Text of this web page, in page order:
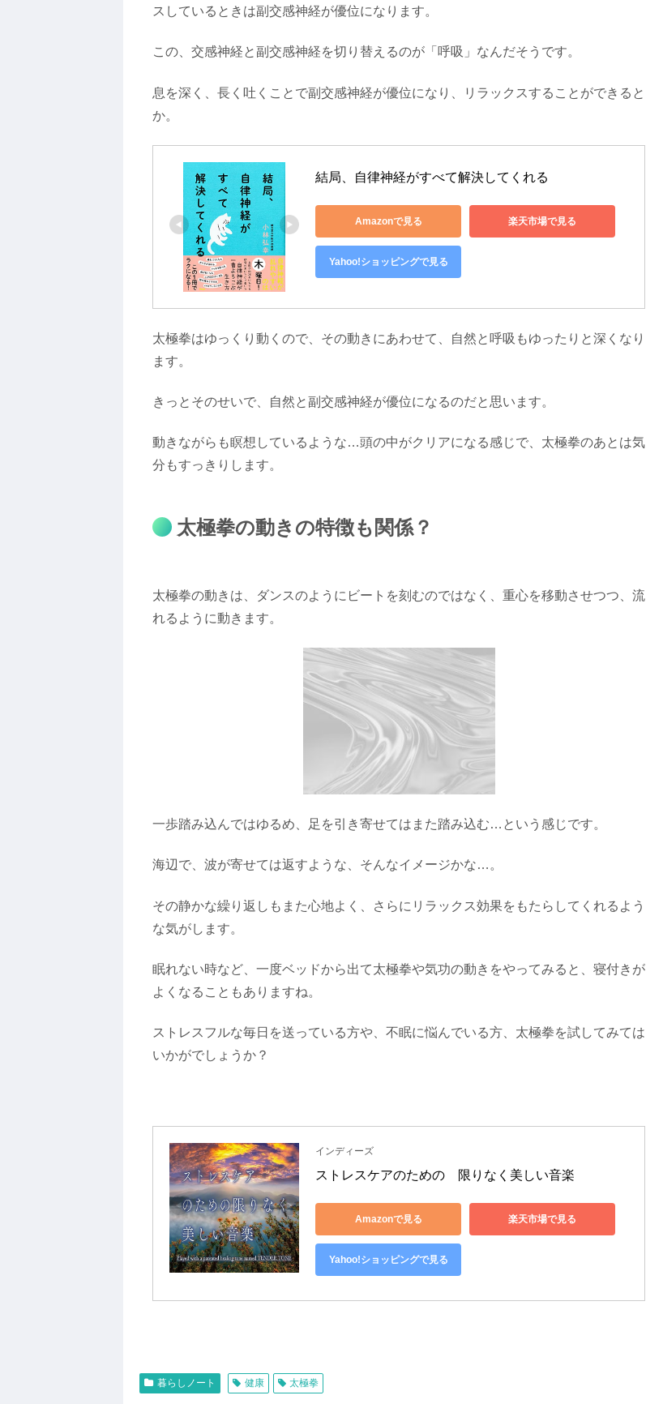
スしているときは副交感神経が優位になります。
この、交感神経と副交感神経を切り替えるのが「呼吸」なんだそうです。
息を深く、長く吐くことで副交感神経が優位になり、リラックスすることができると
か。
結局、自律神経がすべて解決してくれる
Amazonで見る 楽天市場で見る
Yahoo!ショッピングで見る
太極拳はゆっくり動くので、その動きにあわせて、自然と呼吸もゆったりと深くなり
ます。
きっとそのせいで、自然と副交感神経が優位になるのだと思います。
動きながらも瞑想しているような…頭の中がクリアになる感じで、太極拳のあとは気
分もすっきりします。
太極拳の動きの特徴も関係？
太極拳の動きは、ダンスのようにビートを刻むのではなく、重心を移動させつつ、流
れるように動きます。
一歩踏み込んではゆるめ、足を引き寄せてはまた踏み込む…という感じです。
海辺で、波が寄せては返すような、そんなイメージかな…。
その静かな繰り返しもまた心地よく、さらにリラックス効果をもたらしてくれるよう
な気がします。
眠れない時など、一度ベッドから出て太極拳や気功の動きをやってみると、寝付きが
よくなることもありますね。
ストレスフルな毎日を送っている方や、不眠に悩んでいる方、太極拳を試してみては
いかがでしょうか？
インディーズ
ストレスケアのための　限りなく美しい音楽
Amazonで見る 楽天市場で見る
Yahoo!ショッピングで見る
暮らしノート 健康 太極拳